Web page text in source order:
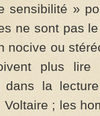
sensibilité »
ne sont pas
nocive ou
plus lire
dans la
; les